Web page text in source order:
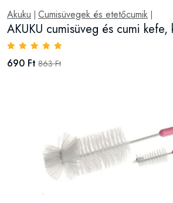
Akuku Cumisüvegek és etetőcumik
AKUKU cumisüveg és cumi kefe,
690 Ft 863 Ft